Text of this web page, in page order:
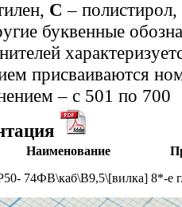
С – полистирол,
буквенные
присваиваются
– с 501 по 700
Наименование
74ФВ\каб\B9,5\[вилка] 8*-е